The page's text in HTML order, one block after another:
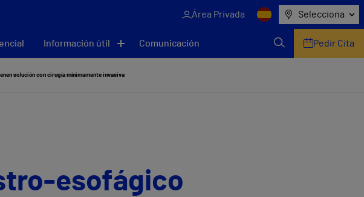
Área Privada Selecciona
Información útil Comunicación Pedir Cita
solución con cirugía mínimamente invasiva
esofágico